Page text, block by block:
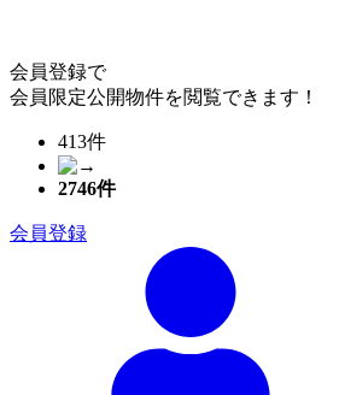
会員登録で
会員限定公開物件を閲覧できます！
413件
2746件
会員登録